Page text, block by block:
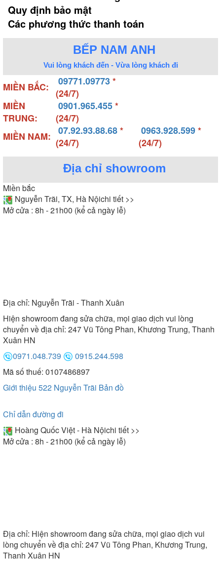
Quy định bảo mật
Các phương thức thanh toán
BẾP NAM ANH
Vui lòng khách đến - Vừa lòng khách đi
MIỀN BẮC: 09771.09773*
(24/7)
MIỀN
TRUNG:
0901.965.455*
(24/7)
MIỀN NAM:
07.92.93.88.68*
(24/7)
0963.928.599*
(24/7)
Địa chỉ showroom
Miền bắc
Nguyễn Trãi, TX, Hà Nộichi tiết >>
Mở cửa : 8h - 21h00 (kể cả ngày lễ)
Địa chỉ: Nguyễn Trãi - Thanh Xuân
Hiện showroom đang sửa chữa, mọi giao dịch vui lòng
chuyển về địa chỉ: 247 Vũ Tông Phan, Khương Trung, Thanh
Xuân HN
0971.048.739
0915.244.598
Mã số thuế: 0107486897
Giới thiệu 522 Nguyễn Trãi Bản đồ
Chỉ dẫn đường đi
Hoàng Quốc Việt - Hà Nộichi tiết >>
Mở cửa : 8h - 21h00 (kể cả ngày lễ)
Địa chỉ: Hiện showroom đang sửa chữa, mọi giao dịch vui
lòng chuyển về địa chỉ: 247 Vũ Tông Phan, Khương Trung,
Thanh Xuân HN